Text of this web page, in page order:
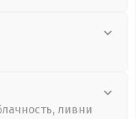
ливни